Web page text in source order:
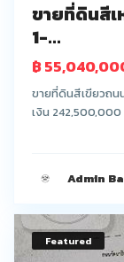
ขายที่ดินสีเ
1-...
฿
ขายที่ดินสีเขียวถน
เงิน 242,500,000
Admin
Featured